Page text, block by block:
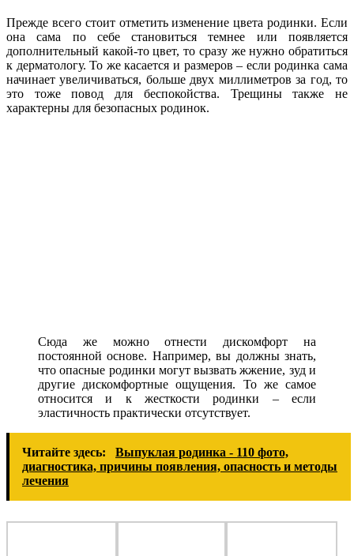
Прежде всего стоит отметить изменение цвета родинки. Если
она сама по себе становиться темнее или появляется
дополнительный какой-то цвет, то сразу же нужно обратиться
к дерматологу. То же касается и размеров – если родинка сама
начинает увеличиваться, больше двух миллиметров за год, то
это тоже повод для беспокойства. Трещины также не
характерны для безопасных родинок.
Сюда же можно отнести дискомфорт на
постоянной основе. Например, вы должны знать,
что опасные родинки могут вызвать жжение, зуд и
другие дискомфортные ощущения. То же самое
относится и к жесткости родинки – если
эластичность практически отсутствует.
Читайте здесь:
Выпуклая родинка - 110 фото,
диагностика, причины появления, опасность и методы
лечения